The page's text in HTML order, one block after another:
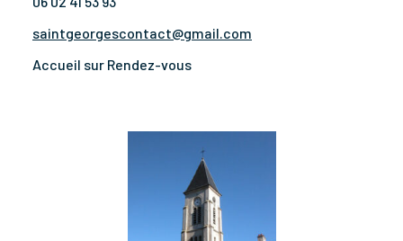
saintgeorgescontact@gmail.com
Accueil sur Rendez-vous